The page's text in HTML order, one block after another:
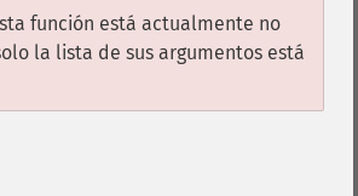
función está actualmente no
la lista de sus argumentos está